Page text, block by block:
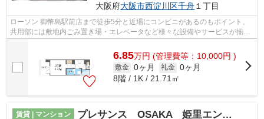
大阪府大阪市西淀川区千舟 １丁目
ローソン 御幣島駅前店まで徒歩5分と近場にコンビニがあるのもポイント。
共用部には敷地内ごみ置き場・エレベータなど様々な設備やサービスが揃っ
ているので便利です。デザイナーズ物...
6.85万円 (管理費等：10,000円 )
敷金 0ヶ月 礼金 0ヶ月
8階 / 1K / 21.71㎡
賃貸 | マンション プレサンス OSAKA 姫里エンファシス